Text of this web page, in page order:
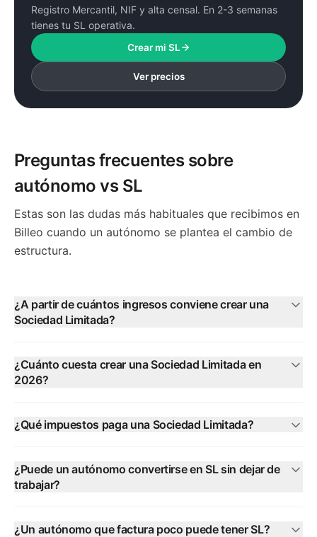
Registro Mercantil, NIF y alta censal. En 2-3 semanas
tienes tu SL operativa.
Crear mi SL
Ver precios
Preguntas frecuentes sobre
autónomo vs SL
Estas son las dudas más habituales que recibimos en
Billeo cuando un autónomo se plantea el cambio de
estructura.
¿A partir de cuántos ingresos conviene crear una
Sociedad Limitada?
¿Cuánto cuesta crear una Sociedad Limitada en
2026?
¿Qué impuestos paga una Sociedad Limitada?
¿Puede un autónomo convertirse en SL sin dejar de
trabajar?
¿Un autónomo que factura poco puede tener SL?